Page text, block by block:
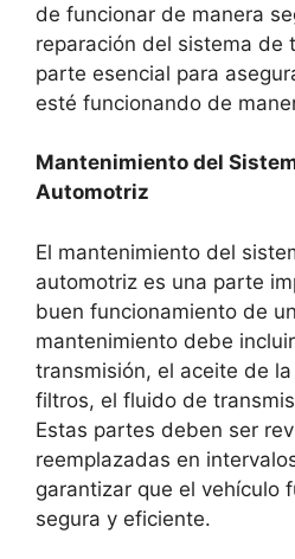
de funcionar de manera
reparación del sistema de
parte esencial para
esté funcionando de
Mantenimiento del
Automotriz
El mantenimiento del
automotriz es una parte
buen funcionamiento de
mantenimiento debe
transmisión, el aceite de
filtros, el fluido de
Estas partes deben ser
reemplazadas en
garantizar que el vehículo
segura y eficiente.